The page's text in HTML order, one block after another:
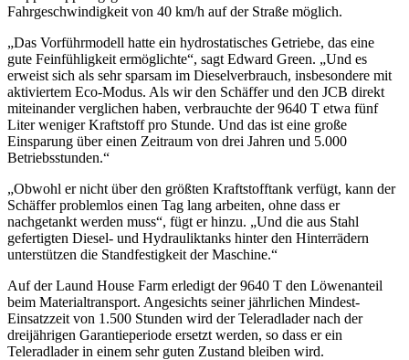
Fahrgeschwindigkeit von 40 km/h auf der Straße möglich.
„Das Vorführmodell hatte ein hydrostatisches Getriebe, das eine
gute Feinfühligkeit ermöglichte“, sagt Edward Green. „Und es
erweist sich als sehr sparsam im Dieselverbrauch, insbesondere mit
aktiviertem Eco-Modus. Als wir den Schäffer und den JCB direkt
miteinander verglichen haben, verbrauchte der 9640 T etwa fünf
Liter weniger Kraftstoff pro Stunde. Und das ist eine große
Einsparung über einen Zeitraum von drei Jahren und 5.000
Betriebsstunden.“
„Obwohl er nicht über den größten Kraftstofftank verfügt, kann der
Schäffer problemlos einen Tag lang arbeiten, ohne dass er
nachgetankt werden muss“, fügt er hinzu. „Und die aus Stahl
gefertigten Diesel- und Hydrauliktanks hinter den Hinterrädern
unterstützen die Standfestigkeit der Maschine.“
Auf der Laund House Farm erledigt der 9640 T den Löwenanteil
beim Materialtransport. Angesichts seiner jährlichen Mindest-
Einsatzzeit von 1.500 Stunden wird der Teleradlader nach der
dreijährigen Garantieperiode ersetzt werden, so dass er ein
Teleradlader in einem sehr guten Zustand bleiben wird.